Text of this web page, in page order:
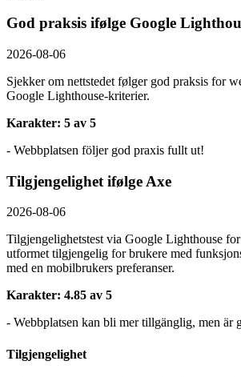
God praksis ifølge Google
2026-08-06
Sjekker om nettstedet følger god praksis for
Google Lighthouse-kriterier.
Karakter: 5 av 5
- Webbplatsen följer god praxis fullt ut!
Tilgjengelighet ifølge Axe
2026-08-06
Tilgjengelighetstest via Google Lighthouse for
utformet tilgjengelig for brukere med
med en mobilbrukers preferanser.
Karakter: 4.85 av 5
- Webbplatsen kan bli mer tillgänglig, men är
Tilgjengelighet